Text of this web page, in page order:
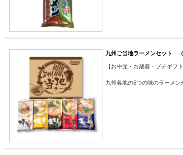
九州ご当地ラーメンセット （
【お中元・お歳暮・プチギフ
九州各地の5つの味のラーメン